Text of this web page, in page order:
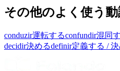
その他のよく使う動
conduzir運転するconfundir混同
decidir決めるdefinir定義する /